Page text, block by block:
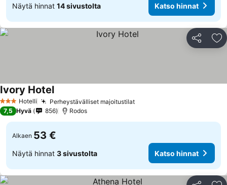
Näytä hinnat 14 sivustolta Katso hinnat
Jaa
3 Tähtiluokitus
Hotelli Perheystävälliset majoitustilat
Ivory Hotel
7,5 Hyvä 856 Rodos
Alkaen 53 €
Näytä hinnat 3 sivustolta Katso hinnat